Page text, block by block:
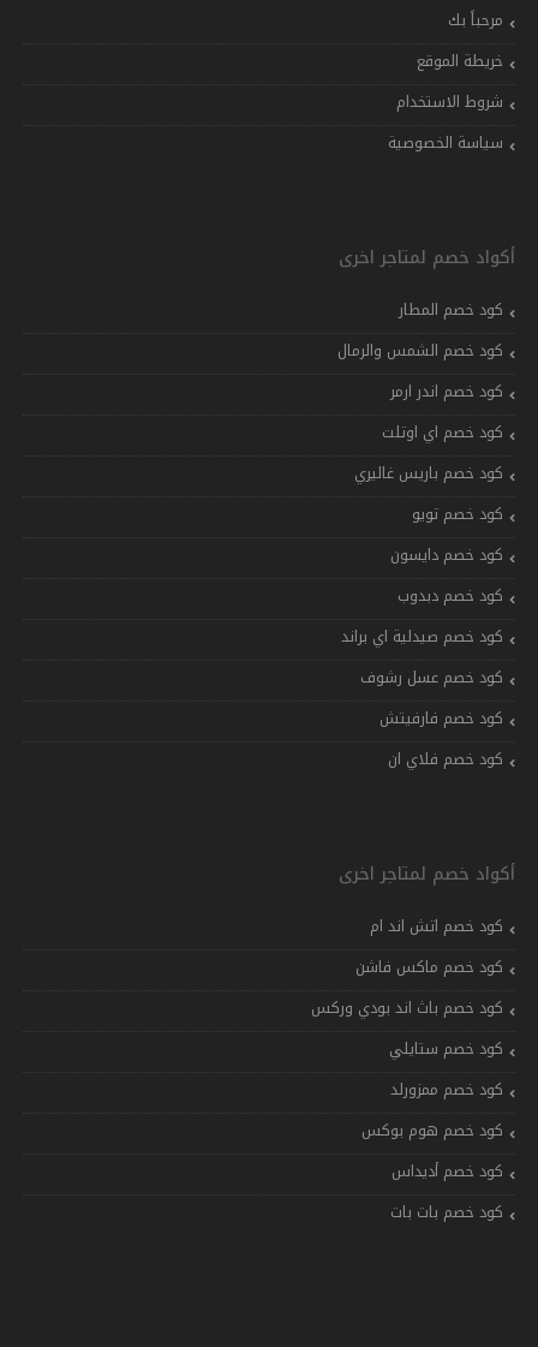
مرحباً بك
خريطة الموقع
شروط الاستخدام
سياسة الخصوصية
أكواد خصم لمتاجر اخرى
كود خصم المطار
كود خصم الشمس والرمال
كود خصم اندر ارمر
كود خصم اي اوتلت
كود خصم باريس غاليري
كود خصم تويو
كود خصم دايسون
كود خصم دبدوب
كود خصم صيدلية اي براند
كود خصم عسل رشوف
كود خصم فارفيتش
كود خصم فلاي ان
أكواد خصم لمتاجر اخرى
كود خصم اتش اند ام
كود خصم ماكس فاشن
كود خصم باث اند بودي وركس
كود خصم ستايلي
كود خصم ممزورلد
كود خصم هوم بوكس
كود خصم أديداس
كود خصم بات بات